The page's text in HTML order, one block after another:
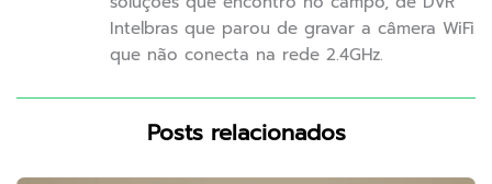
Intelbras que parou de gravar a câmera WiFi
que não conecta na rede 2.4GHz.
Posts relacionados